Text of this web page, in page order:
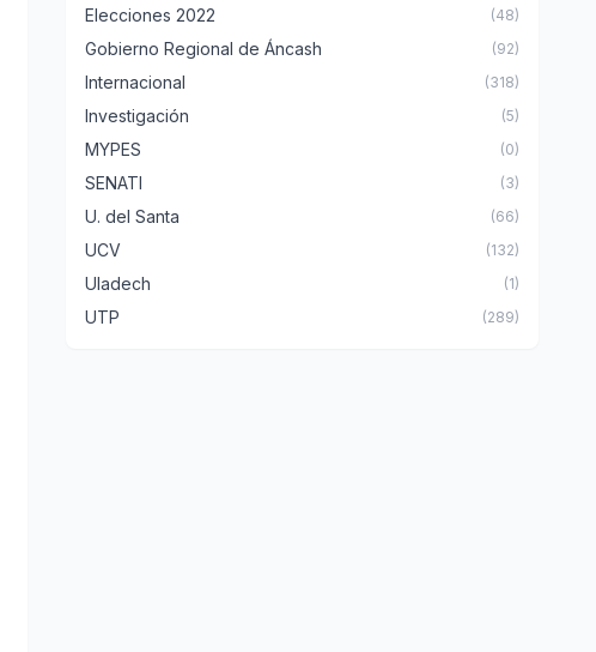
Elecciones 2022 (48)
Gobierno Regional de Áncash (92)
Internacional (318)
Investigación (5)
MYPES (0)
SENATI (3)
U. del Santa (66)
UCV (132)
Uladech (1)
UTP (289)